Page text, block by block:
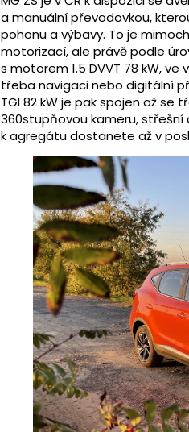
a manuální převodovkou,
pohonu a výbavy. To je
motorizací, ale právě podle
s motorem 1.5 DVVT 78 kW,
třeba navigaci nebo digitální
TGI 82 kW je pak spojen až
360stupňovou kameru,
k agregátu dostanete až v